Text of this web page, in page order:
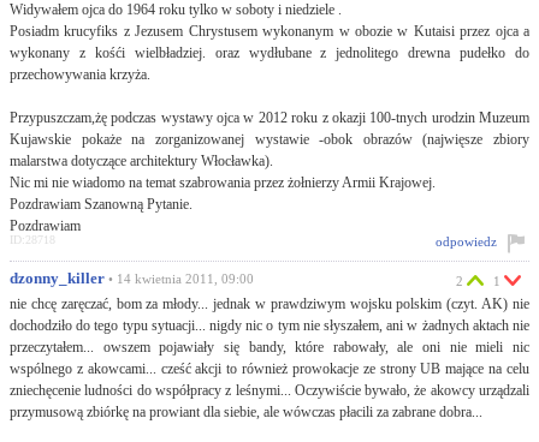
Widywałem ojca do 1964 roku tylko w soboty i niedziele .
Posiadm krucyfiks z Jezusem Chrystusem wykonanym w obozie w Kutaisi przez ojca a
wykonany z kośći wielbładziej. oraz wydłubane z jednolitego drewna pudełko do
przechowywania krzyża.
Przypuszczam,żę podczas wystawy ojca w 2012 roku z okazji 100-tnych urodzin Muzeum
Kujawskie pokaże na zorganizowanej wystawie -obok obrazów (najwięsze zbiory
malarstwa dotyczące architektury Włocławka).
Nic mi nie wiadomo na temat szabrowania przez żołnierzy Armii Krajowej.
Pozdrawiam Szanowną Pytanie.
Pozdrawiam
odpowiedz
ID:28718
dzonny_killer • 14 kwietnia 2011, 09:00
nie chcę zaręczać, bom za młody... jednak w prawdziwym wojsku polskim (czyt. AK) nie
dochodziło do tego typu sytuacji... nigdy nic o tym nie słyszałem, ani w żadnych aktach nie
przeczytałem... owszem pojawiały się bandy, które rabowały, ale oni nie mieli nic
wspólnego z akowcami... cześć akcji to również prowokacje ze strony UB mające na celu
zniechęcenie ludności do współpracy z leśnymi... Oczywiście bywało, że akowcy urządzali
przymusową zbiórkę na prowiant dla siebie, ale wówczas płacili za zabrane dobra...
2 1